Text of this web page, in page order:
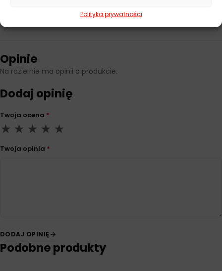
Polityka prywatności
ISO VG 46
Opinie
Na razie nie ma opinii o produkcie.
Dodaj opinię
Twoja ocena *
Twoja opinia *
DODAJ OPINIĘ
Podobne produkty